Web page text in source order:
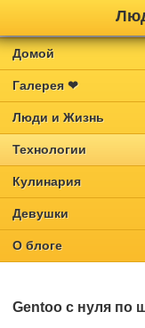
Домой
Галерея ❤
Люди и Жизнь
Технологии
Кулинария
Девушки
О блоге
Gentoo с нуля по